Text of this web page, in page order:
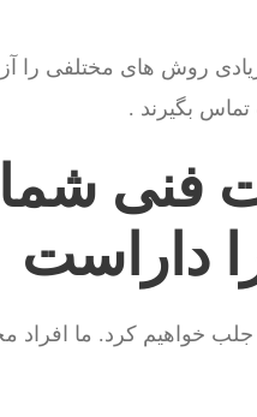
روش های مختلفی را
بگیرند .
فنی شما
داراست
جلب خواهیم کرد. ما